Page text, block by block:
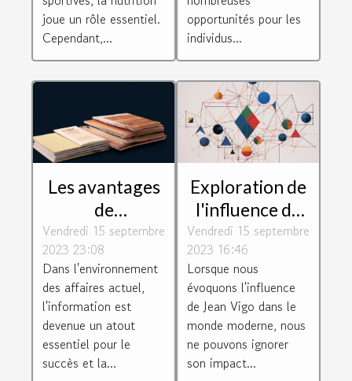
joue un rôle essentiel.
Cependant,...
opportunités pour les
individus...
Les avantages
de
l'Inforegistre
pour les
entreprises
Vendredi 15 septembre
2023 23:08
Dans l'environnement
des affaires actuel,
l'information est
devenue un atout
essentiel pour le
succès et la...
Exploration de
l'influence de
Jean Vigo dans
les
technologies
modernes, les
jeux et les
loisirs sur le
web
Vendredi 15 septembre
2023 16:46
Lorsque nous
évoquons l'influence
de Jean Vigo dans le
monde moderne, nous
ne pouvons ignorer
son impact...